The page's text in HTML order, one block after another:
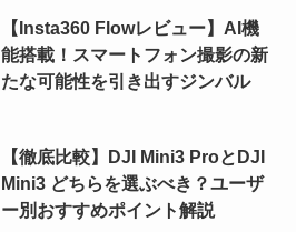
【Insta360 Flowレビュー】AI機
能搭載！スマートフォン撮影の新
たな可能性を引き出すジンバル
【徹底比較】DJI Mini3 ProとDJI
Mini3 どちらを選ぶべき？ユーザ
ー別おすすめポイント解説